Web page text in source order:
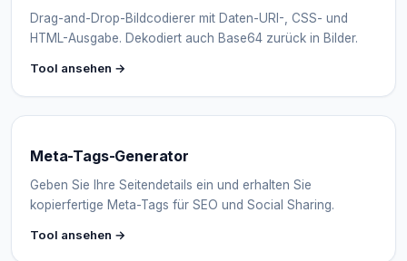
Drag-and-Drop-Bildcodierer mit Daten-URI-, CSS- und
HTML-Ausgabe. Dekodiert auch Base64 zurück in Bilder.
Tool ansehen →
Meta-Tags-Generator
Geben Sie Ihre Seitendetails ein und erhalten Sie
kopierfertige Meta-Tags für SEO und Social Sharing.
Tool ansehen →